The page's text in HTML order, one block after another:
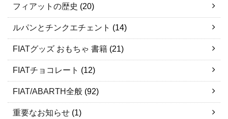
フィアットの歴史 (20)
ルパンとチンクエチェント (14)
FIATグッズ おもちゃ 書籍 (21)
FIATチョコレート (12)
FIAT/ABARTH全般 (92)
重要なお知らせ (1)